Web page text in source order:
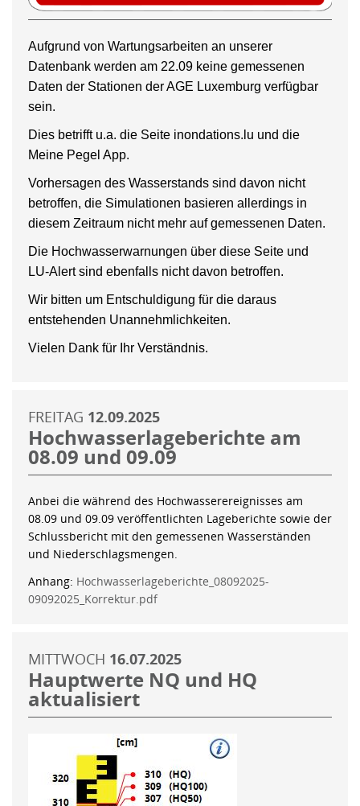
Aufgrund von Wartungsarbeiten an unserer
Datenbank werden am 22.09 keine gemessenen
Daten der Stationen der AGE Luxemburg verfügbar
sein.
Dies betrifft u.a. die Seite inondations.lu und die
Meine Pegel App.
Vorhersagen des Wasserstands sind davon nicht
betroffen, die Simulationen basieren allerdings in
diesem Zeitraum nicht mehr auf gemessenen Daten.
Die Hochwasserwarnungen über diese Seite und
LU-Alert sind ebenfalls nicht davon betroffen.
Wir bitten um Entschuldigung für die daraus
entstehenden Unannehmlichkeiten.
Vielen Dank für Ihr Verständnis.
FREITAG 12.09.2025
Hochwasserlageberichte am
08.09 und 09.09
Anbei die während des Hochwasserereignisses am
08.09 und 09.09 veröffentlichten Lageberichte sowie der
Schlussbericht mit den gemessenen Wasserständen
und Niederschlagsmengen.
Anhang: Hochwasserlageberichte_08092025-
09092025_Korrektur.pdf
MITTWOCH 16.07.2025
Hauptwerte NQ und HQ
aktualisiert